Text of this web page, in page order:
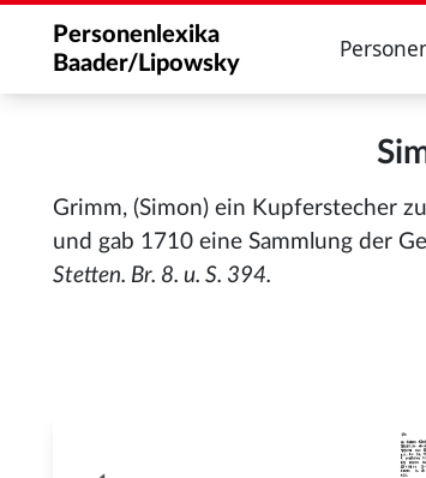
Personenlexika
Baader/Lipowsky
Grimm, (Simon) ein Kupferstecher zu
und gab 1710 eine Sammlung der
Stetten. Br. 8. u. S. 394.